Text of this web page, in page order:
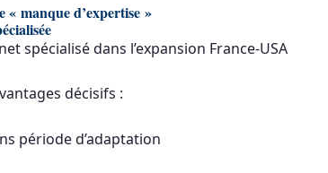
« manque d’expertise »
spécialisé dans l’expansion France-USA
décisifs :
période d’adaptation